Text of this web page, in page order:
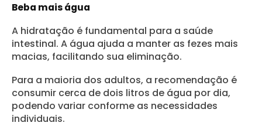
Beba mais água
A hidratação é fundamental para a saúde
intestinal. A água ajuda a manter as fezes mais
macias, facilitando sua eliminação.
Para a maioria dos adultos, a recomendação é
consumir cerca de dois litros de água por dia,
podendo variar conforme as necessidades
individuais.